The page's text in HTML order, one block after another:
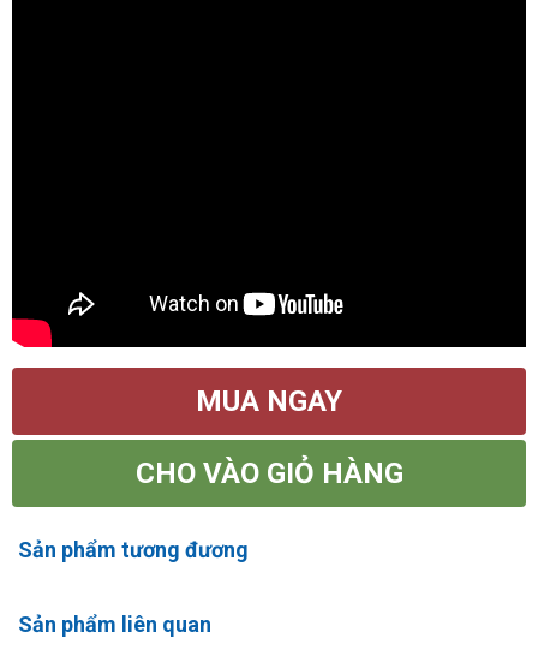
MUA NGAY
CHO VÀO GIỎ HÀNG
Sản phẩm tương đương
Sản phẩm liên quan